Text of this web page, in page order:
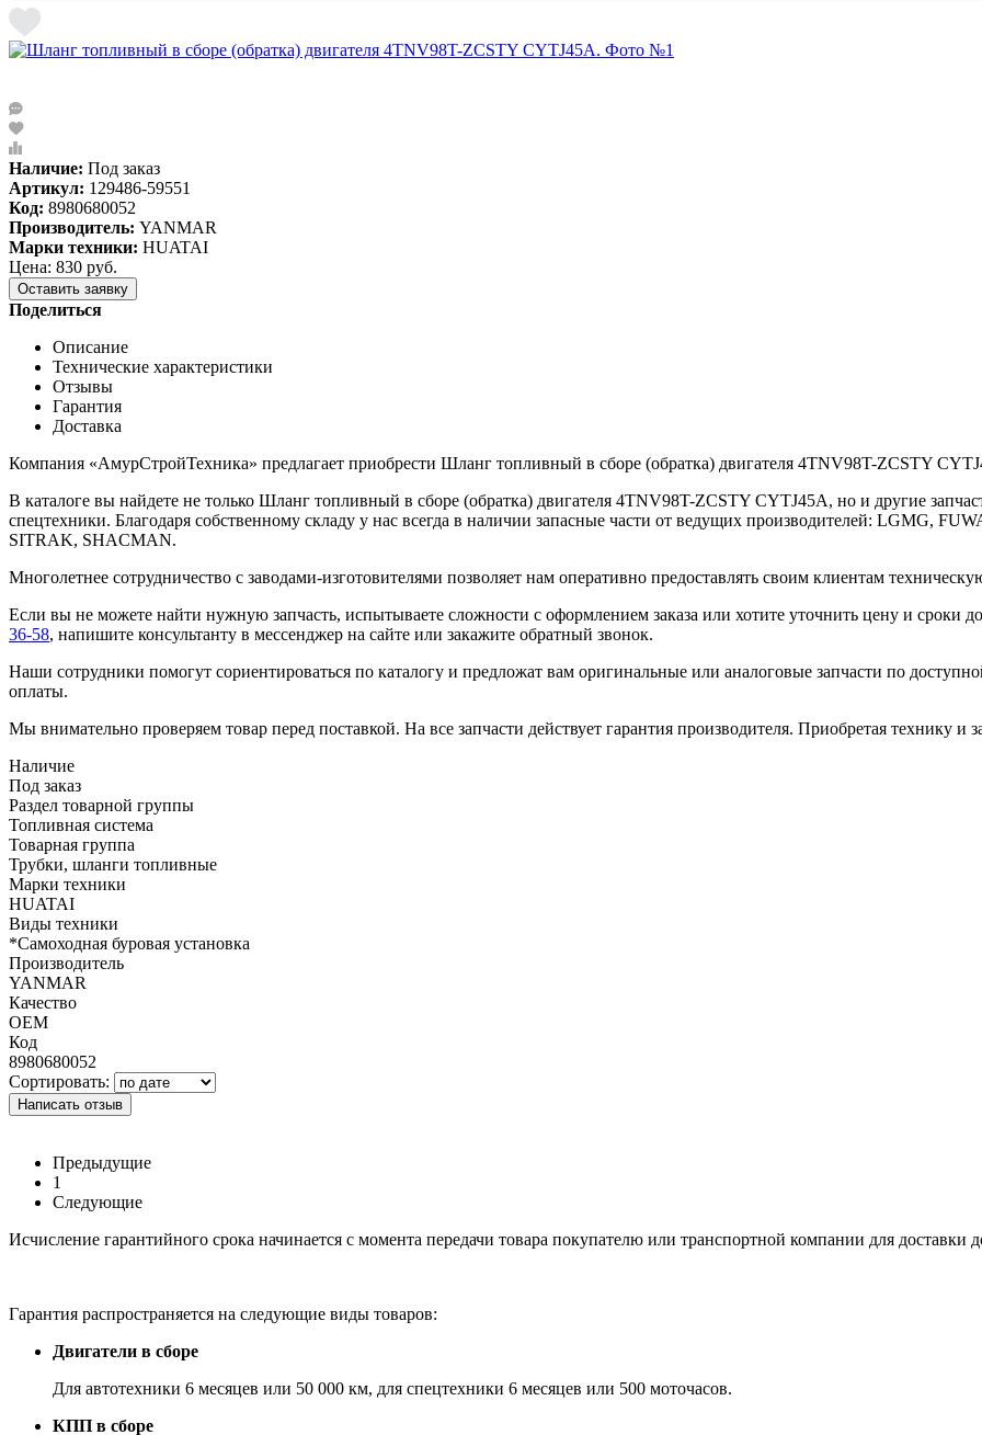
Наличие: Под заказ
Артикул: 129486-59551
Код: 8980680052
Производитель: YANMAR
Марки техники: HUATAI
Цена: 830 руб.
Оставить заявку
Поделиться
Описание
Технические характеристики
Отзывы
Гарантия
Доставка
Компания «АмурСтройТехника» предлагает приобрести Шланг топливный в сборе (обратка) двигателя 4TNV98T-ZCSTY
В каталоге вы найдете не только Шланг топливный в сборе (обратка) двигателя 4TNV98T-ZCSTY CYTJ45A, но и другие
спецтехники. Благодаря собственному складу у нас всегда в наличии запасные части от ведущих производителей: LGMG,
SITRAK, SHACMAN.
Многолетнее сотрудничество с заводами-изготовителями позволяет нам оперативно предоставлять своим клиентам
Если вы не можете найти нужную запчасть, испытываете сложности с оформлением заказа или хотите уточнить цену и сроки
36-58, напишите консультанту в мессенджер на сайте или закажите обратный звонок.
Наши сотрудники помогут сориентироваться по каталогу и предложат вам оригинальные или аналоговые запчасти по
оплаты.
Мы внимательно проверяем товар перед поставкой. На все запчасти действует гарантия производителя. Приобретая технику и
Наличие
Под заказ
Раздел товарной группы
Топливная система
Товарная группа
Трубки, шланги топливные
Марки техники
HUATAI
Виды техники
*Самоходная буровая установка
Производитель
YANMAR
Качество
OEM
Код
8980680052
Сортировать:
Написать отзыв
Предыдущие
1
Следующие
Исчисление гарантийного срока начинается с момента передачи товара покупателю или транспортной компании для доставки
Гарантия распространяется на следующие виды товаров:
Двигатели в сборе
Для автотехники 6 месяцев или 50 000 км, для спецтехники 6 месяцев или 500 моточасов.
КПП в сборе